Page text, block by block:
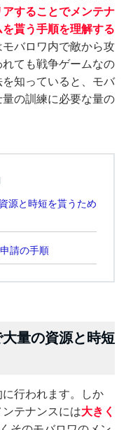
することでメンテナ
貰う手順を理解する
バロワ内で敵から攻
ても戦争ゲームなの
知っていると、モバ
の訓練に必要な量の
源と時短を貰うため
請の手順
量の資源と時短
行われます。しか
テナンスには大きく